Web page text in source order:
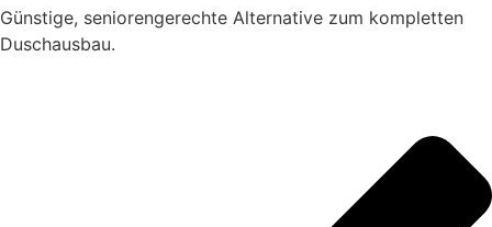
Günstige, seniorengerechte Alternative zum kompletten
Duschausbau.